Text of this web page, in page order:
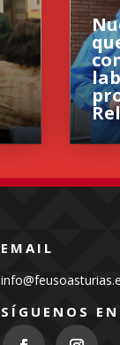
EMAIL
SÍGUENOS EN